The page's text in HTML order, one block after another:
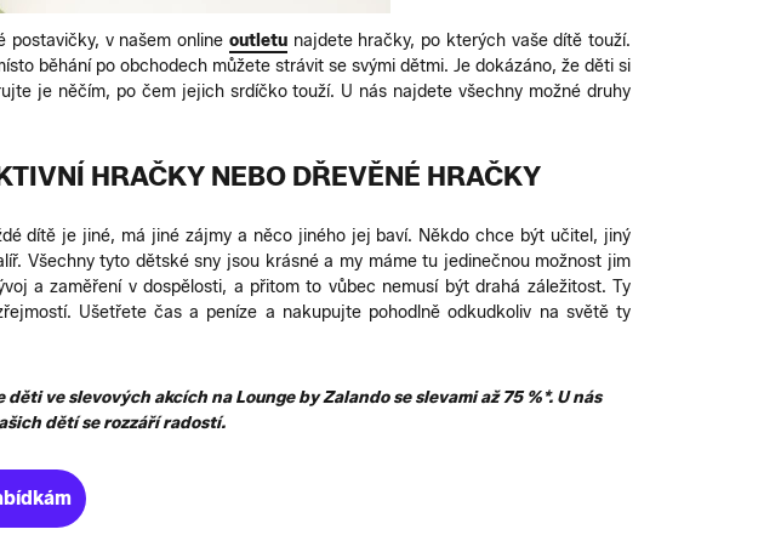
postavičky, v našem online outletunajdete hračky, po kterých vaše dítě touží.
běhání po obchodech můžete strávit se svými dětmi. Je dokázáno, že děti si
je něčím, po čem jejich srdíčko touží. U nás najdete všechny možné druhy
HRAČKY NEBO DŘEVĚNÉ HRAČKY
dítě je jiné, má jiné zájmy a něco jiného jej baví. Někdo chce být učitel, jiný
Všechny tyto dětské sny jsou krásné a my máme tu jedinečnou možnost jim
a zaměření v dospělosti, a přitom to vůbec nemusí být drahá záležitost. Ty
Ušetřete čas a peníze a nakupujte pohodlně odkudkoliv na světě ty
ve slevových akcích na Lounge by Zalando se slevami až 75 %*. U nás
dětí se rozzáří radostí.